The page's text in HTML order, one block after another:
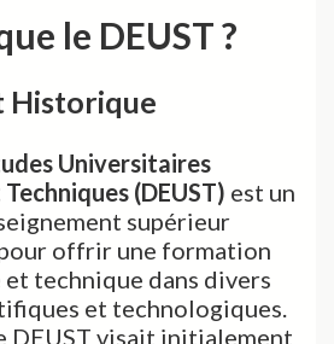
le DEUST ?
Historique
Universitaires
(DEUST) est un
supérieur
offrir une formation
technique dans divers
et technologiques.
DEUST visait initialement